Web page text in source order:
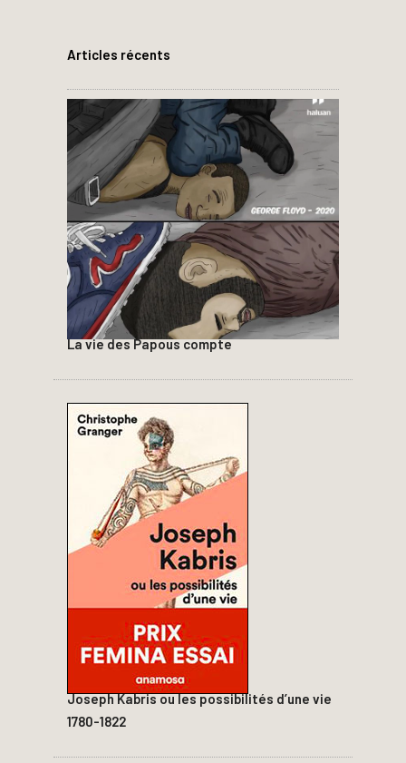
Articles récents
La vie des Papous compte
Joseph Kabris ou les possibilités d’une vie
1780-1822